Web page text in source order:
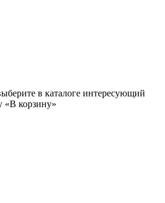
в каталоге интересующий
«В корзину»